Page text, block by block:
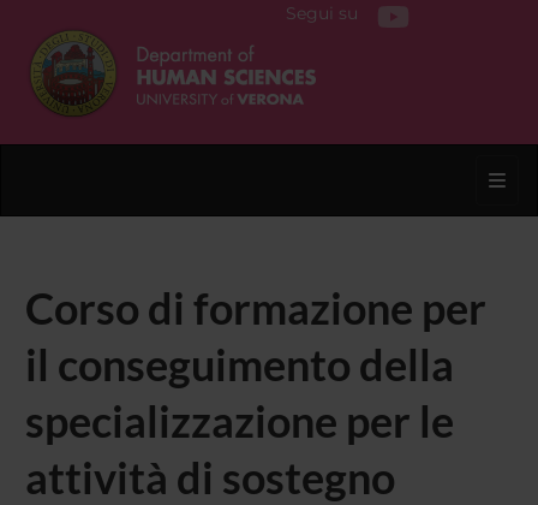
Segui su
Corso di formazione per
il conseguimento della
specializzazione per le
attività di sostegno